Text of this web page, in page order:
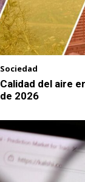
Sociedad
Calidad del aire
de 2026